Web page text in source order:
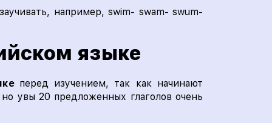
например, swim- swam- swum-
языке
перед изучением, так как начинают
увы 20 предложенных глаголов очень